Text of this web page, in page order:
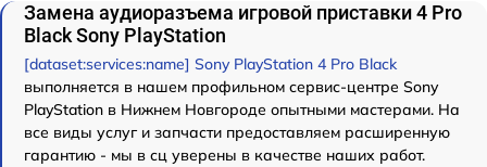
Замена аудиоразъема игровой приставки 4 Pro
Black Sony PlayStation
[dataset:services:name] Sony PlayStation 4 Pro Black
выполняется в нашем профильном сервис-центре Sony
PlayStation в Нижнем Новгороде опытными мастерами. На
все виды услуг и запчасти предоставляем расширенную
гарантию - мы в сц уверены в качестве наших работ.